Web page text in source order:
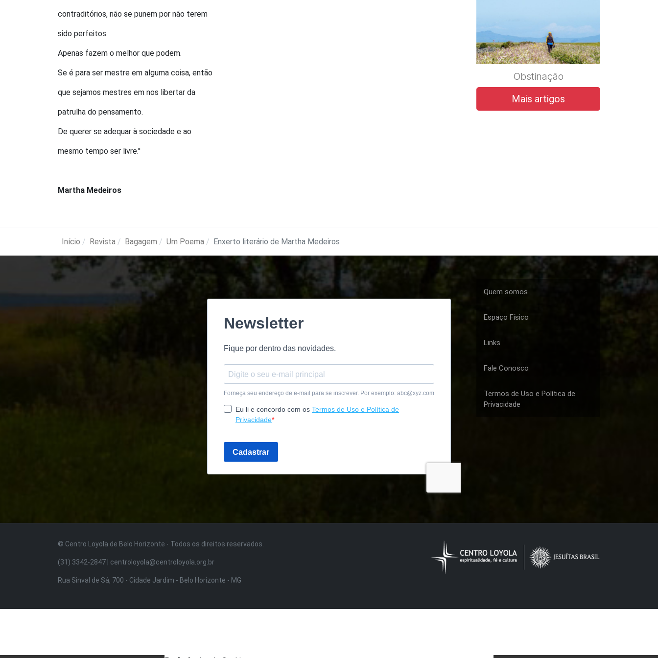
contraditórios, não se punem por não terem
sido perfeitos.
Apenas fazem o melhor que podem.
Se é para ser mestre em alguma coisa, então
que sejamos mestres em nos libertar da
patrulha do pensamento.
De querer se adequar à sociedade e ao
mesmo tempo ser livre.''
Martha Medeiros
Obstinação
Mais artigos
Início Revista Bagagem Um Poema Enxerto literário de Martha Medeiros
Quem somos
Espaço Físico
Links
Fale Conosco
Termos de Uso e Política de
Privacidade
© Centro Loyola de Belo Horizonte · Todos os direitos reservados.
(31) 3342-2847 | centroloyola@centroloyola.org.br
Rua Sinval de Sá, 700 - Cidade Jardim - Belo Horizonte - MG